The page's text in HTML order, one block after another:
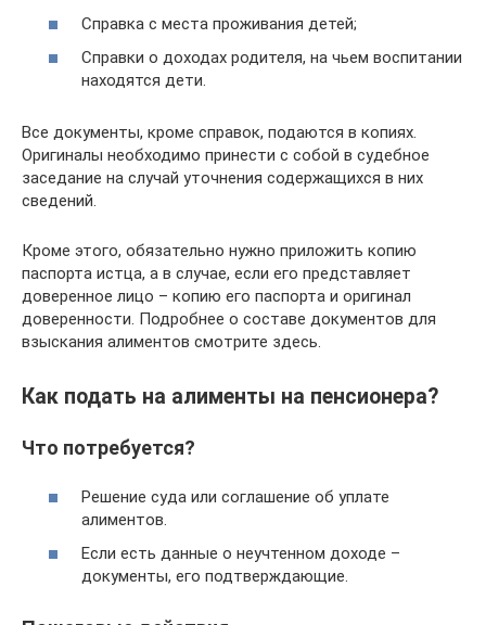
Справка с места проживания детей;
Справки о доходах родителя, на чьем воспитании
находятся дети.
Все документы, кроме справок, подаются в копиях.
Оригиналы необходимо принести с собой в судебное
заседание на случай уточнения содержащихся в них
сведений.
Кроме этого, обязательно нужно приложить копию
паспорта истца, а в случае, если его представляет
доверенное лицо – копию его паспорта и оригинал
доверенности. Подробнее о составе документов для
взыскания алиментов смотрите здесь.
Как подать на алименты на пенсионера?
Что потребуется?
Решение суда или соглашение об уплате
алиментов.
Если есть данные о неучтенном доходе –
документы, его подтверждающие.